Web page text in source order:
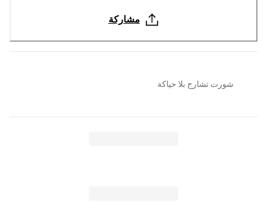
مشاركة
شورت تشارج بلا حياكة